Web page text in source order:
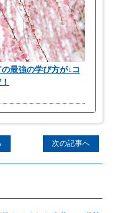
の最強の学び方が↓コ
次の記事へ